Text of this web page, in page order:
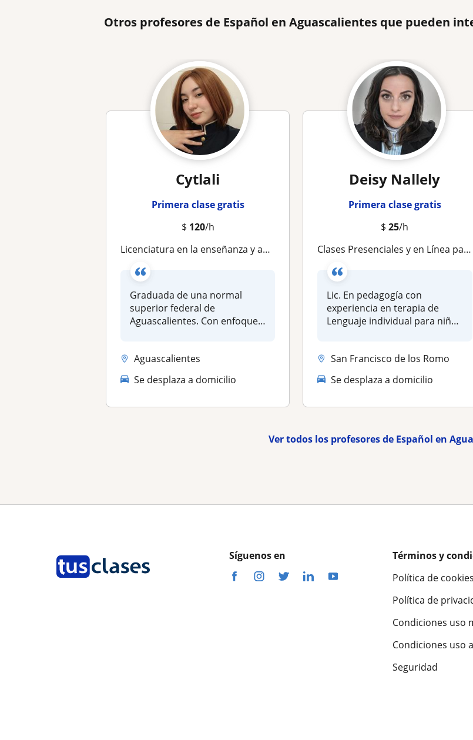
Otros profesores de Español en Aguascalientes que pueden
Cytlali
Primera clase gratis
$ 120/h
Licenciatura en la enseñanza y aprendizaje del español en educación secundaria
Graduada de una normal
superior federal de
Aguascalientes. Con enfoques
Aguascalientes
Se desplaza a domicilio
Deisy Nallely
Primera clase gratis
$25/h
Clases Presenciales y en Línea para diversos niveles Educativos
Lic. En pedagogía con
experiencia en terapia de
Lenguaje individual para niños
San Francisco de los Romo
Se desplaza a domicilio
Ver todos los profesores de Español en
Síguenos en
Términos y
Política de cookies
Política de
Condiciones uso
Condiciones uso
Seguridad